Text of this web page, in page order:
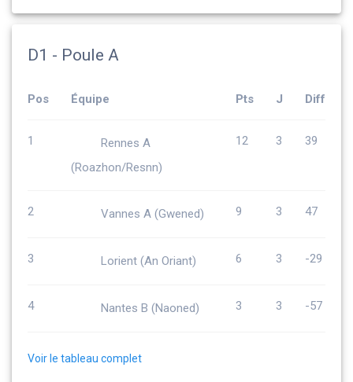
D1 - Poule A
Pos Équipe Pts J Diff
1
Rennes A
(Roazhon/Resnn)
12 3 39
2 Vannes A (Gwened) 9 3 47
3 Lorient (An Oriant) 6 3 -29
4 Nantes B (Naoned) 3 3 -57
Voir le tableau complet